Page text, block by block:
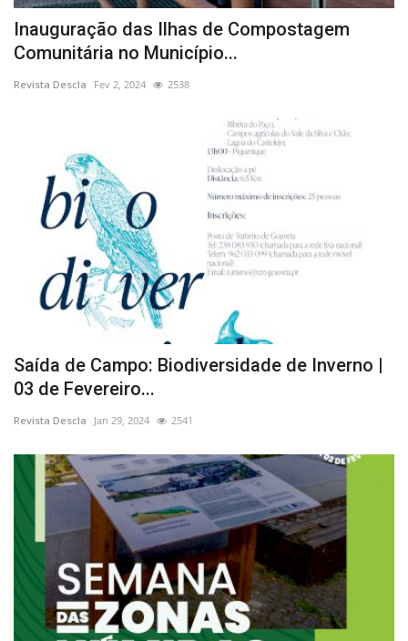
Inauguração das Ilhas de Compostagem
Comunitária no Município...
Revista Descla Fev 2, 2024 2538
Saída de Campo: Biodiversidade de Inverno |
03 de Fevereiro...
Revista Descla Jan 29, 2024 2541